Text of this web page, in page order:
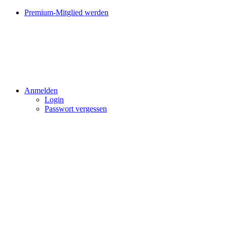
Premium-Mitglied werden
Anmelden
Login
Passwort vergessen